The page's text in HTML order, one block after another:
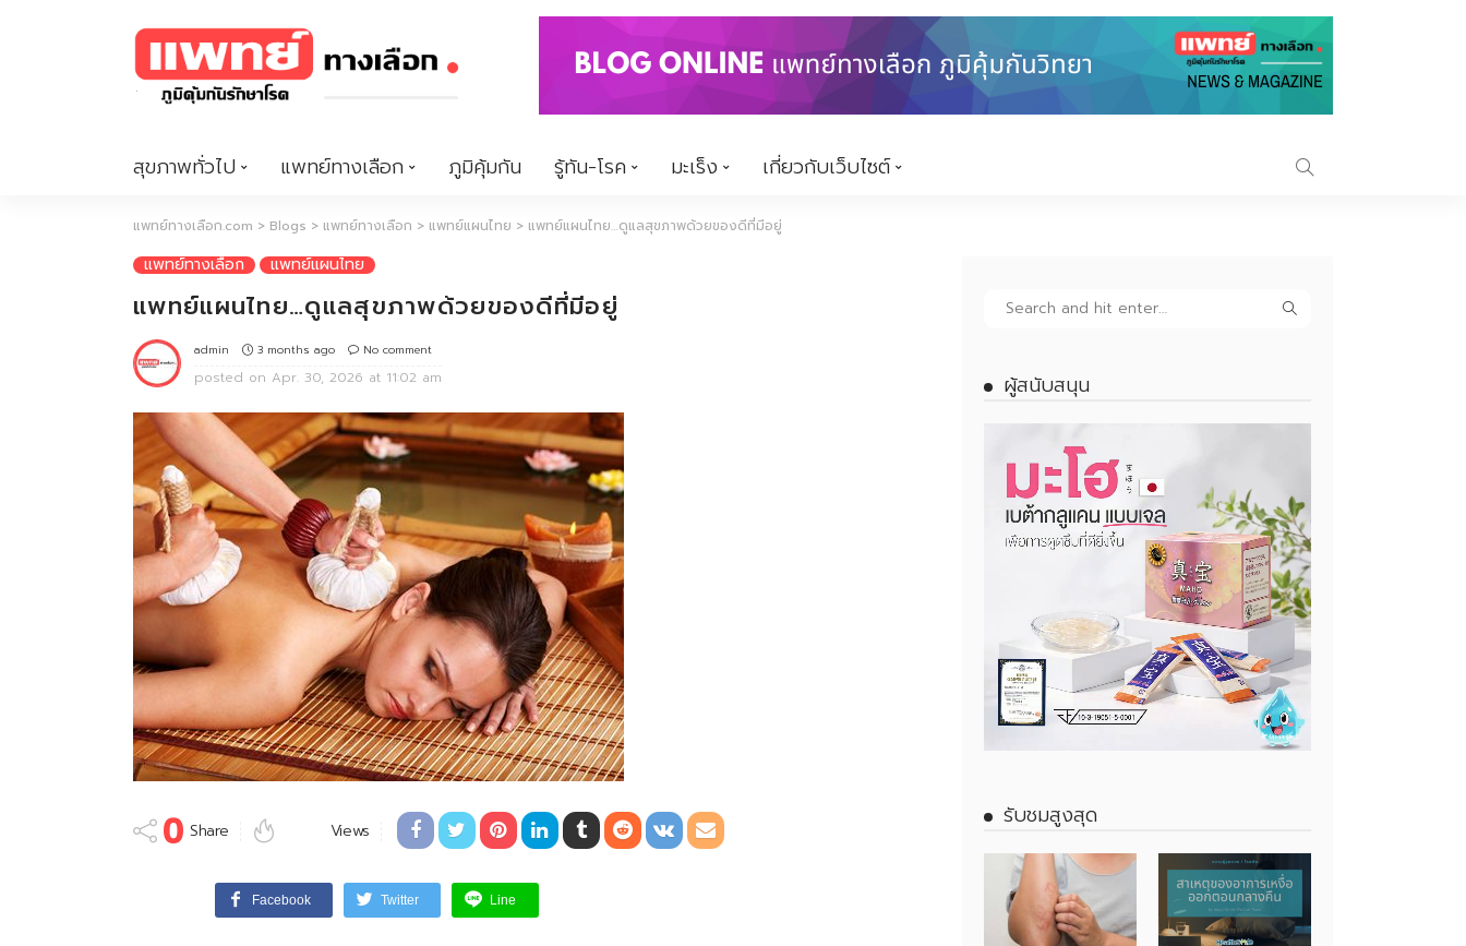
สุขภาพทั่วไป แพทย์ทางเลือก ภูมิคุ้มกัน รู้ทัน-โรค มะเร็ง เกี่ยวกับเว็บไซต์
แพทย์ทางเลือก.com > Blogs > แพทย์ทางเลือก > แพทย์แผนไทย > แพทย์แผนไทย…ดูแลสุขภาพด้วยของดีที่มีอยู่
แพทย์ทางเลือก แพทย์แผนไทย
แพทย์แผนไทย…ดูแลสุขภาพด้วยของดีที่มีอยู่
admin 3 months ago No comment
posted on Apr. 30, 2026 at 11:02 am
0 Share Views
Facebook Twitter Line
ผู้สนับสนุน
รับชมสูงสุด